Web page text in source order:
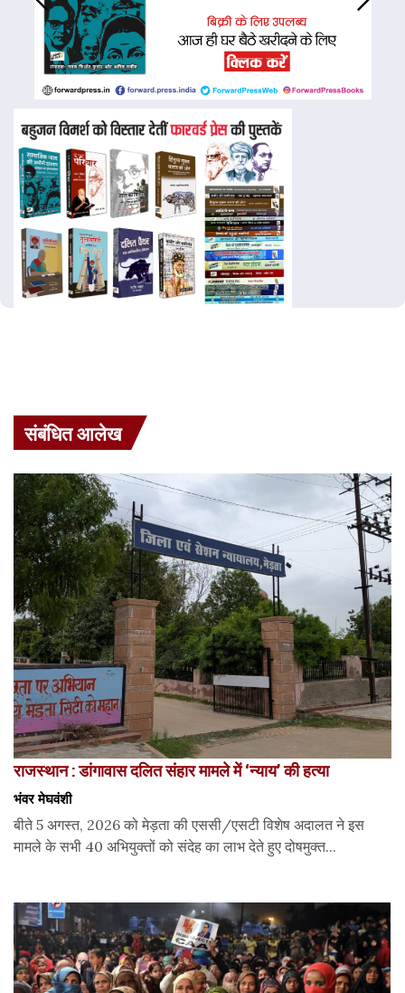
संबंधित आलेख
राजस्थान : डांगावास दलित संहार मामले में ‘न्याय’ की हत्या
भंवर मेघवंशी
बीते 5 अगस्त, 2026 को मेड़ता की एससी/एसटी विशेष अदालत ने इस
मामले के सभी 40 अभियुक्तों को संदेह का लाभ देते हुए दोषमुक्त...